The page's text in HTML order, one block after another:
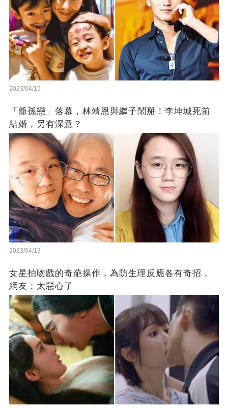
2023/04/15
「爺孫戀」落幕，林靖恩與繼子鬧掰！李坤城死前
結婚，另有深意？
2023/04/13
女星拍吻戲的奇葩操作，為防生理反應各有奇招，
網友：太惡心了